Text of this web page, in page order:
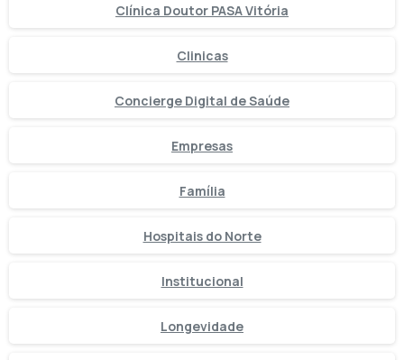
Clínica Doutor PASA Vitória
Clinicas
Concierge Digital de Saúde
Empresas
Família
Hospitais do Norte
Institucional
Longevidade